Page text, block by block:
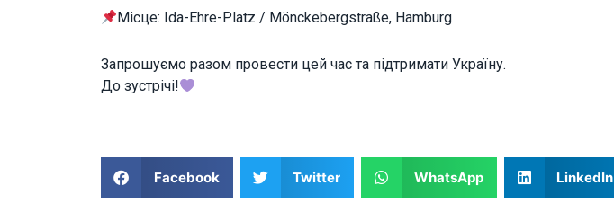
Місце: Ida-Ehre-Platz / Mönckebergstraße, Hamburg
Запрошуємо разом провести цей час та підтримати Україну.
До зустрічі!
Facebook Twitter WhatsApp LinkedIn